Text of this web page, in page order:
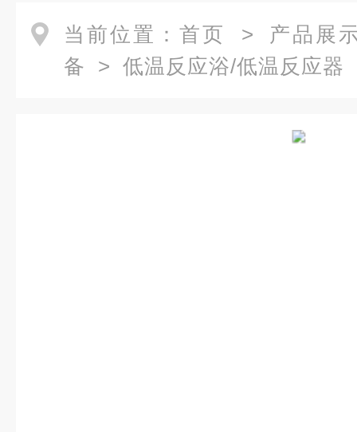
当前位置： 首页 > 产品展
备 > 低温反应浴/低温反应器